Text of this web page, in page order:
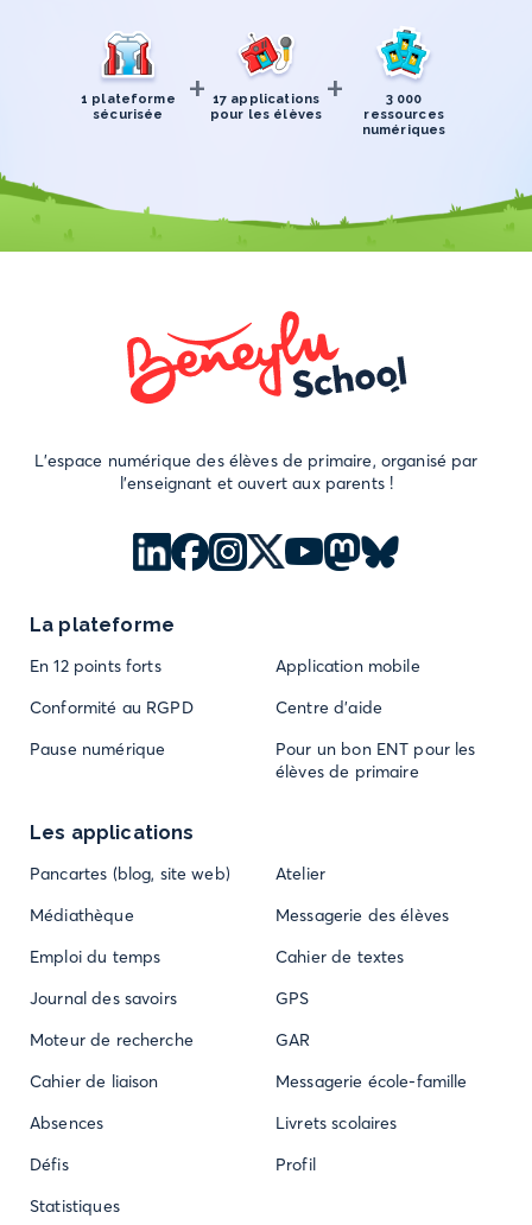
1 plateforme
sécurisée
+ 17 applications
pour les élèves +
3 000
ressources
numériques
L'espace numérique des élèves de primaire, organisé par
l'enseignant et ouvert aux parents !
La plateforme
En 12 points forts
Application mobile
Conformité au RGPD
Centre d'aide
Pause numérique
Pour un bon ENT pour les
élèves de primaire
Les applications
Pancartes (blog, site web)
Atelier
Médiathèque
Messagerie des élèves
Emploi du temps
Cahier de textes
Journal des savoirs
GPS
Moteur de recherche
GAR
Cahier de liaison
Messagerie école-famille
Absences
Livrets scolaires
Défis
Profil
Statistiques